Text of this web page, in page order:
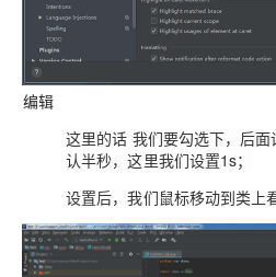
编辑
这里的话 我们要勾选下，后
认半秒，这里我们设置1s；
设置后，我们鼠标移动到类上